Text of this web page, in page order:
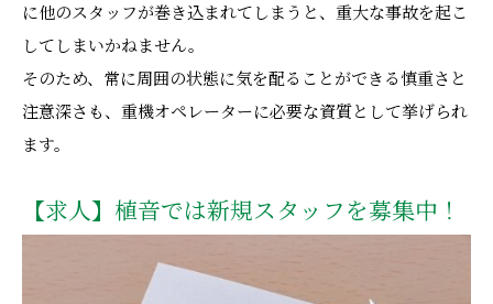
に他のスタッフが巻き込まれてしまうと、重大な事故を起こ
してしまいかねません。
そのため、常に周囲の状態に気を配ることができる慎重さと
注意深さも、重機オペレーターに必要な資質として挙げられ
ます。
【求人】植音では新規スタッフを募集中！